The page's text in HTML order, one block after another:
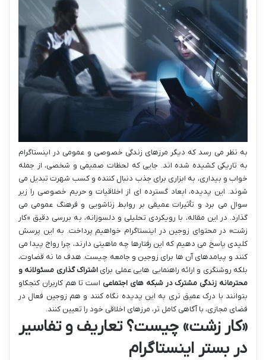
به نظر می رسد که دیگر مرزهای زندگی خصوصی و عمومی در اینستاگرام
به تاریکی کشیده شده اند. جایی که لحظات صمیمی و شخصی، از جمله
خواب و بیداری، به ابزاری برای جذب دنبال کننده و کسب شهرت تبدیل می
شوند. این پدیده، ابعاد گسترده ای از اخلاقیات و حریم خصوصی را زیر
سوال می برد و تأثیرات عمیقی بر روابط زناشویی و فرهنگ عمومی می
گذارد. در این مقاله، با رویکردی تحلیلی و دلسوزانه، به بررسی دقیق «کار
زشت» در محتوای زوجین در اینستاگرام خواهیم پرداخت. به این پرسش
کلیدی پاسخ می دهیم که این رفتارها چه ماهیتی دارند، چرا رواج پیدا می
کنند و پیامدهای آن ها برای زوجین و جامعه چیست. هدف ما نه قضاوت،
بلکه روشنگری و ارائه راهنمایی هایی عملی برای اشتراک گذاری مسئولانه و
محترمانه زندگی مشترک در شبکه های اجتماعی است تا هم کاربران کنجکاو
بتوانند با درک عمیق تری به این پدیده نگاه کنند و هم زوجین فعال در
فضای مجازی، با آگاهی کامل تر، مرزهای اخلاقی خود را تعیین کنند.
«کار زشت» چیست؟ تعاریف و تفاسیر
در بستر اینستاگرام